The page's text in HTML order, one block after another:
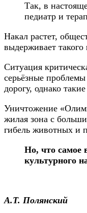
Так, в
педиатр и
Накал растет,
выдерживает
Ситуация
серьёзные
дорогу, однако
Уничтожение
жилая зона с
гибель животных и
Но, что самое
культурного
А.Т. Полянский